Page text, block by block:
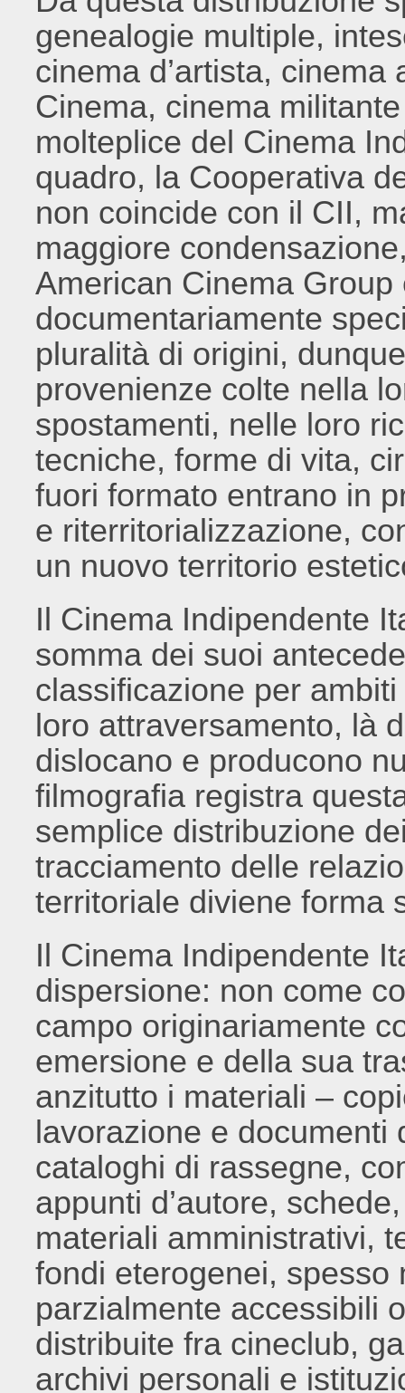
genealogie multiple,
cinema d’artista,
Cinema, cinema
molteplice del Cinema
quadro, la Cooperativa
non coincide con il CII,
maggiore
American Cinema
documentariamente
pluralità di origini,
provenienze colte nella
spostamenti, nelle loro
tecniche, forme di vita,
fuori formato entrano in
e riterritorializzazione,
un nuovo territorio
Il Cinema Indipendente
somma dei suoi
classificazione per
loro attraversamento, là
dislocano e producono
filmografia registra
semplice distribuzione
tracciamento delle
territoriale diviene forma
Il Cinema Indipendente
dispersione: non come
campo originariamente
emersione e della sua
anzitutto i materiali –
lavorazione e documenti
cataloghi di rassegne,
appunti d’autore,
materiali amministrativi,
fondi eterogenei,
parzialmente accessibili
distribuite fra cineclub,
archivi personali e